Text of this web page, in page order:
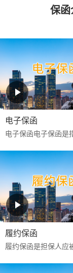
保函
电子保函
履约保函